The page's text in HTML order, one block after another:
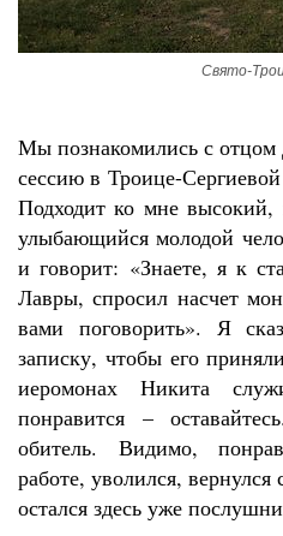
Свято-
Мы познакомились с отцом
сессию в Троице-
Подходит ко мне
улыбающийся молодой
и говорит: «Знаете, я к
Лавры, спросил насчет
вами поговорить». Я
записку, чтобы его
иеромонах Никита
понравится –
обитель. Видимо,
работе, уволился,
остался здесь уже